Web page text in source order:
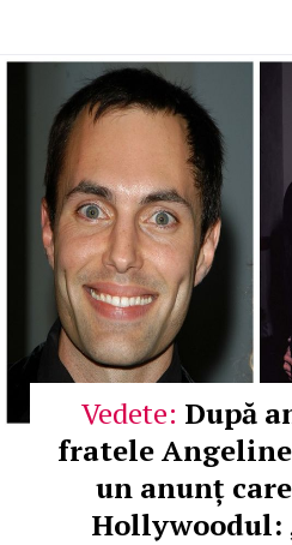
Vedete: După
fratele
un anunț
Hollywoodul: